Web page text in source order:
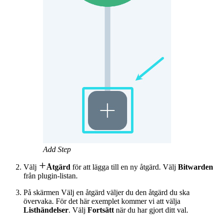
Add Step
Välj Åtgärd för att lägga till en ny åtgärd. Välj Bitwarden
från plugin-listan.
På skärmen Välj en åtgärd väljer du den åtgärd du ska
övervaka. För det här exemplet kommer vi att välja
Listhändelser. Välj Fortsätt när du har gjort ditt val.